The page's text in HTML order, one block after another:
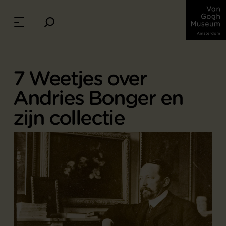
7 Weetjes over
Andries Bonger en
zijn collectie